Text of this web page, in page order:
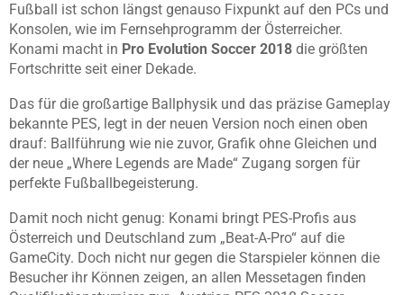
Fußball ist schon längst genauso Fixpunkt auf den PCs und
Konsolen, wie im Fernsehprogramm der Österreicher.
Konami macht in Pro Evolution Soccer 2018 die größten
Fortschritte seit einer Dekade.
Das für die großartige Ballphysik und das präzise Gameplay
bekannte PES, legt in der neuen Version noch einen oben
drauf: Ballführung wie nie zuvor, Grafik ohne Gleichen und
der neue „Where Legends are Made“ Zugang sorgen für
perfekte Fußballbegeisterung.
Damit noch nicht genug: Konami bringt PES-Profis aus
Österreich und Deutschland zum „Beat-A-Pro“ auf die
GameCity. Doch nicht nur gegen die Starspieler können die
Besucher ihr Können zeigen, an allen Messetagen finden